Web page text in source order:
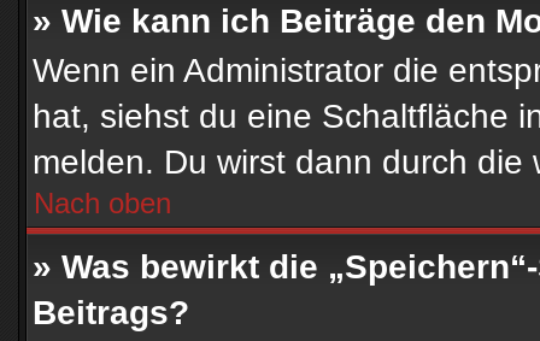
» Wie kann ich Beiträge den
Wenn ein Administrator die
hat, siehst du eine Schaltfläche
melden. Du wirst dann durch
Nach oben
» Was bewirkt die
Beitrags?